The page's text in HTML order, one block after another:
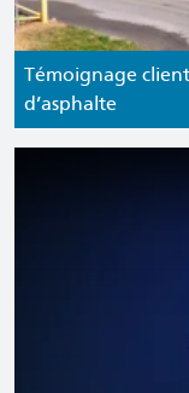
Témoignage
d’asphalte